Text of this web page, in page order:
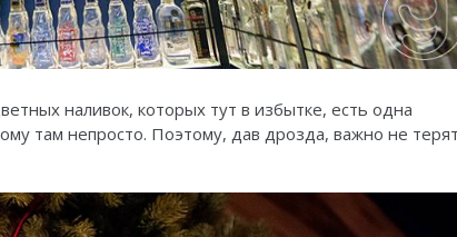
наливок, которых тут в избытке, есть одна
там непросто. Поэтому, дав дрозда, важно не